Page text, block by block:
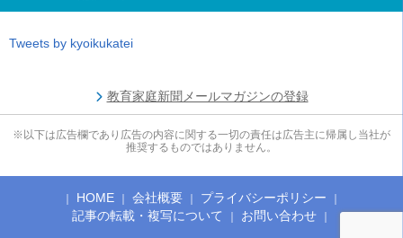
Tweets by kyoikukatei
教育家庭新聞メールマガジンの登録
※以下は広告欄であり広告の内容に関する一切の責任は広告主に帰属し当社が
推奨するものではありません。
HOME 会社概要
プライバシーポリシー
記事の転載・複写について
お問い合わせ